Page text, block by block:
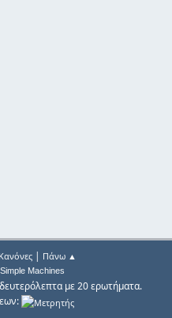
| Πάνω ▲
Simple Machines
με 20 ερωτήματα.